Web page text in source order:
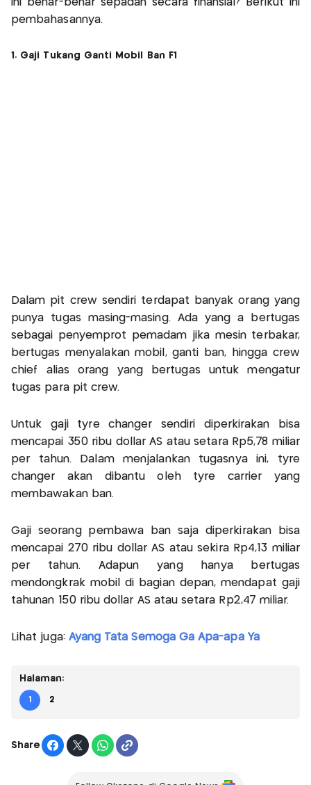
ini benar-benar sepadan secara finansial? Berikut ini
pembahasannya.
1. Gaji Tukang Ganti Mobil Ban F1
Dalam pit crew sendiri terdapat banyak orang yang
punya tugas masing-masing. Ada yang a bertugas
sebagai penyemprot pemadam jika mesin terbakar,
bertugas menyalakan mobil, ganti ban, hingga crew
chief alias orang yang bertugas untuk mengatur
tugas para pit crew.
Untuk gaji tyre changer sendiri diperkirakan bisa
mencapai 350 ribu dollar AS atau setara Rp5,78 miliar
per tahun. Dalam menjalankan tugasnya ini, tyre
changer akan dibantu oleh tyre carrier yang
membawakan ban.
Gaji seorang pembawa ban saja diperkirakan bisa
mencapai 270 ribu dollar AS atau sekira Rp4,13 miliar
per tahun. Adapun yang hanya bertugas
mendongkrak mobil di bagian depan, mendapat gaji
tahunan 150 ribu dollar AS atau setara Rp2,47 miliar.
Lihat juga: Ayang Tata Semoga Ga Apa-apa Ya
Halaman:
1 2
Share